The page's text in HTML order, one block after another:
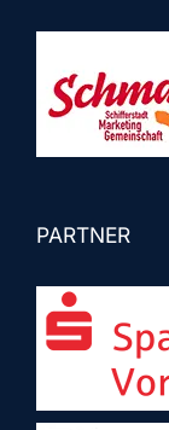
PARTNER